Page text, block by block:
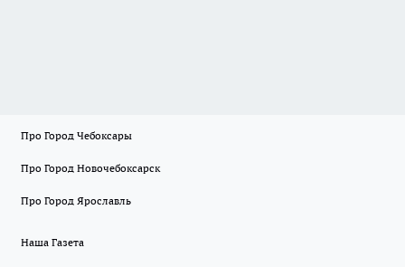
Про Город Чебоксары
Про Город Новочебоксарск
Про Город Ярославль
Наша Газета